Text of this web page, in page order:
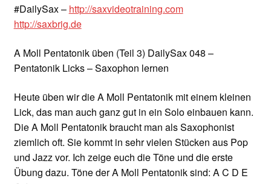
#DailySax – http://saxvideotraining.com
http://saxbrig.de
A Moll Pentatonik üben (Teil 3) DailySax 048 –
Pentatonik Licks – Saxophon lernen
Heute üben wir die A Moll Pentatonik mit einem kleinen
Lick, das man auch ganz gut in ein Solo einbauen kann.
Die A Moll Pentatonik braucht man als Saxophonist
ziemlich oft. Sie kommt in sehr vielen Stücken aus Pop
und Jazz vor. Ich zeige euch die Töne und die erste
Übung dazu. Töne der A Moll Pentatonik sind: A C D E